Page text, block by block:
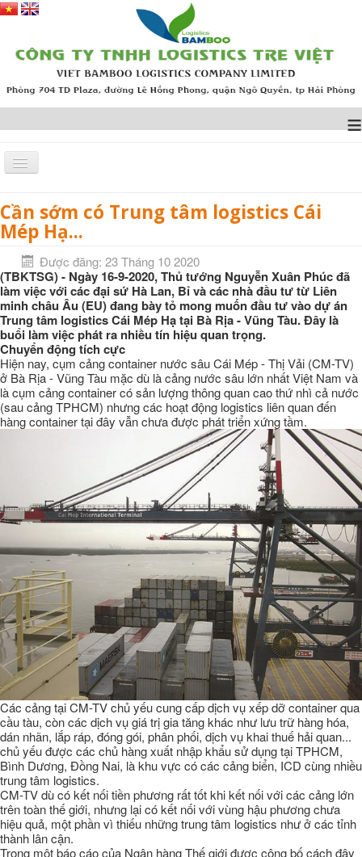
≡
Trang chủ
TIN TỨC
Cần sớm có Trung tâm logistics Cái Mép Hạ...
Cần sớm có Trung tâm logistics Cái
Mép Hạ...
Được đăng: 23 Tháng 10 2020
(TBKTSG) - Ngày 16-9-2020, Thủ tướng Nguyễn Xuân Phúc đã
làm việc với các đại sứ Hà Lan, Bỉ và các nhà đầu tư từ Liên
minh châu Âu (EU) đang bày tỏ mong muốn đầu tư vào dự án
Trung tâm logistics Cái Mép Hạ tại Bà Rịa - Vũng Tàu. Đây là
buổi làm việc phát ra nhiều tín hiệu quan trọng.
Chuyển động tích cực
Hiện nay, cụm cảng container nước sâu Cái Mép - Thị Vải (CM-TV)
ở Bà Rịa - Vũng Tàu mặc dù là cảng nước sâu lớn nhất Việt Nam và
là cụm cảng container có sản lượng thông quan cao thứ nhì cả nước
(sau cảng TPHCM) nhưng các hoạt động logistics liên quan đến
hàng container tại đây vẫn chưa được phát triển xứng tầm.
Các cảng tại CM-TV chủ yếu cung cấp dịch vụ xếp dỡ container qua
cầu tàu, còn các dịch vụ giá trị gia tăng khác như lưu trữ hàng hóa,
dán nhãn, lắp ráp, đóng gói, phân phối, dịch vụ khai thuế hải quan...
chủ yếu được các chủ hàng xuất nhập khẩu sử dụng tại TPHCM,
Bình Dương, Đồng Nai, là khu vực có các cảng biển, ICD cùng nhiều
trung tâm logistics.
CM-TV dù có kết nối tiền phương rất tốt khi kết nối với các cảng lớn
trên toàn thế giới, nhưng lại có kết nối với vùng hậu phương chưa
hiệu quả, một phần vì thiếu những trung tâm logistics như ở các tỉnh
thành lân cận.
Trong một báo cáo của Ngân hàng Thế giới được công bố cách đây